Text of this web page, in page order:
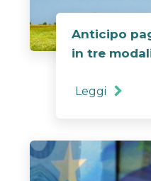
Anticipo
in tre
Leggi